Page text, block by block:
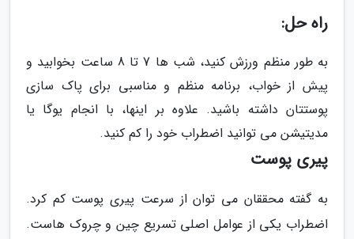
راه حل:
به طور منظم ورزش کنید، شب ها 7 تا 8 ساعت بخوابید و
پیش از خواب، برنامه منظم و مناسبی برای پاک سازی
پوستتان داشته باشید. علاوه بر اینها، با انجام یوگا یا
مدیتیشن می توانید اضطراب خود را کم کنید.
پیری پوست
به گفته محققان می توان از سرعت پیری پوست کم کرد.
اضطراب یکی از عوامل اصلی تسریع چین و چروک هاست.